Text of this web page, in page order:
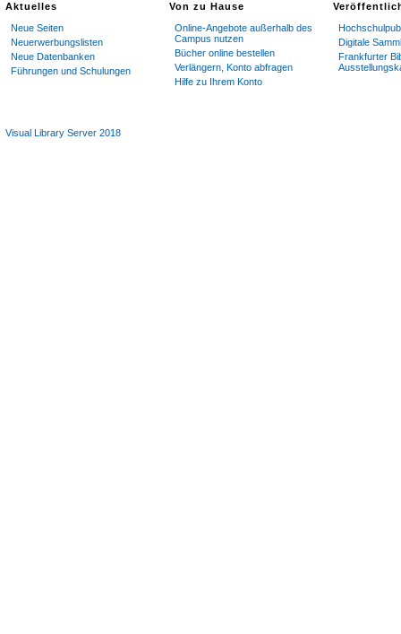
Aktuelles
Neue Seiten
Neuerwerbungslisten
Neue Datenbanken
Führungen und Schulungen
Von zu Hause
Online-Angebote außerhalb des
Campus nutzen
Bücher online bestellen
Verlängern, Konto abfragen
Hilfe zu Ihrem Konto
Digitale
Frankfurter
Visual Library Server 2018